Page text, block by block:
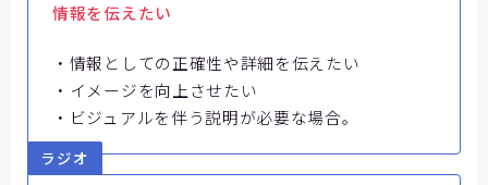
情報を伝えたい
・情報としての正確性や詳細を伝えたい
・イメージを向上させたい
・ビジュアルを伴う説明が必要な場合。
ラジオ